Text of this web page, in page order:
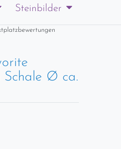
Steinbilder
Schale Ø ca.